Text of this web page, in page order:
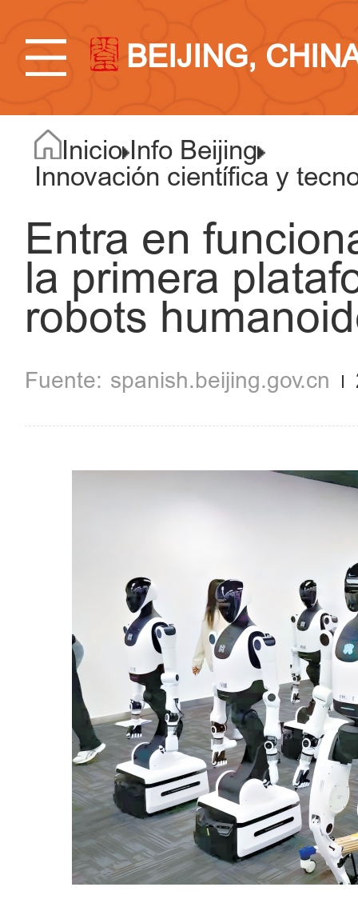
BEIJING,
Inicio Info Beijing
Innovación científica y
Entra en
la primera
robots
spanish.beijing.gov.cn